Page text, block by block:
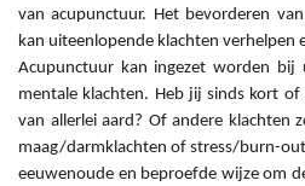
van acupunctuur. Het bevorderen
kan uiteenlopende klachten verhelpen
Acupunctuur kan ingezet worden bij
mentale klachten. Heb jij sinds kort
van allerlei aard? Of andere klachten
maag/darmklachten of stress/burn-
eeuwenoude en beproefde wijze om